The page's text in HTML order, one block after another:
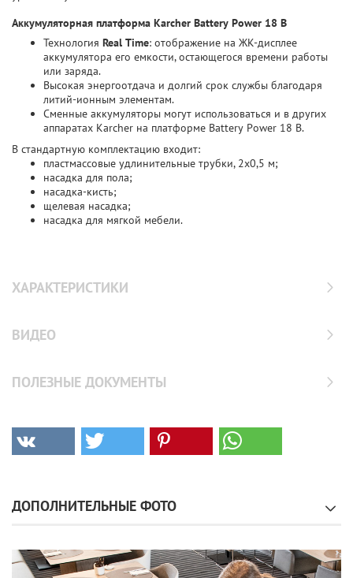
Аккумуляторная платформа Karcher Battery Power 18 В
Технология Real Time: отображение на ЖК-дисплее
аккумулятора его емкости, остающегося времени работы
или заряда.
Высокая энергоотдача и долгий срок службы благодаря
литий-ионным элементам.
Сменные аккумуляторы могут использоваться и в других
аппаратах Karcher на платформе Battery Power 18 В.
В стандартную комплектацию входит:
пластмассовые удлинительные трубки, 2х0,5 м;
насадка для пола;
насадка-кисть;
щелевая насадка;
насадка для мягкой мебели.
ХАРАКТЕРИСТИКИ
ВИДЕО
ПОЛЕЗНЫЕ ДОКУМЕНТЫ
ДОПОЛНИТЕЛЬНЫЕ ФОТО